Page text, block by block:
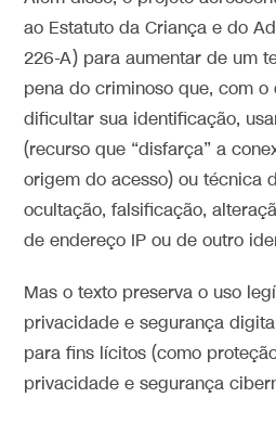
ao Estatuto da Criança e do
226-A) para aumentar de um
pena do criminoso que, com
dificultar sua identificação,
(recurso que “disfarça” a
origem do acesso) ou técnica
ocultação, falsificação,
de endereço IP ou de outro
Mas o texto preserva o uso
privacidade e segurança
para fins lícitos (como
privacidade e segurança